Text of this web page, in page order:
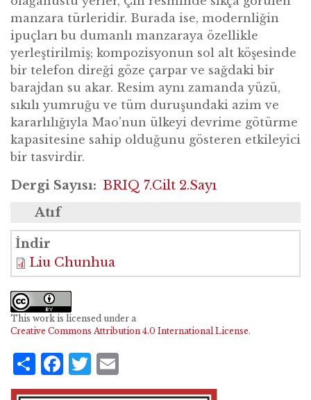
manzara türleridir. Burada ise, modernliğin
ipuçları bu dumanlı manzaraya özellikle
yerleştirilmiş; kompozisyonun sol alt köşesinde
bir telefon direği göze çarpar ve sağdaki bir
barajdan su akar. Resim aynı zamanda yüzü,
sıkılı yumruğu ve tüm duruşundaki azim ve
kararlılığıyla Mao’nun ülkeyi devrime götürme
kapasitesine sahip olduğunu gösteren etkileyici
bir tasvirdir.
Dergi Sayısı
BRIQ 7.Cilt 2.Sayı
Atıf
[Liu Chunhua resmi]. (2026). Anyuan’a
Giderken Başkan Mao, 1967. BRIQ Kuşak ve Yol
Girişimi Dergisi, 7(2), 252.
İndir
Liu Chunhua
This work is licensed under a
Creative Commons Attribution 4.0 International License.
Share
Facebook
Twitter